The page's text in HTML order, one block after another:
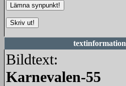
textinformation
Bildtext:
Karnevalen-55